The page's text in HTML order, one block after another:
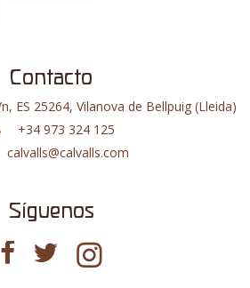
Contacto
ES 25264, Vilanova de Bellpuig (Lleida)
+34 973 324 125
calvalls@calvalls.com
Síguenos